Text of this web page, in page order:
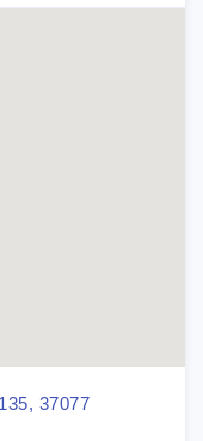
37077